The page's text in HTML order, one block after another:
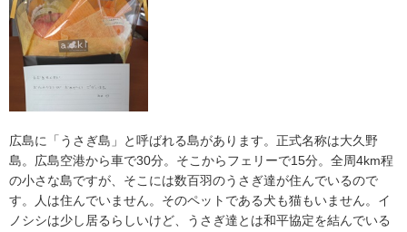
広島に「うさぎ島」と呼ばれる島があります。正式名称は大久野
島。広島空港から車で30分。そこからフェリーで15分。全周4km程
の小さな島ですが、そこには数百羽のうさぎ達が住んでいるので
す。人は住んでいません。そのペットである犬も猫もいません。イ
ノシシは少し居るらしいけど、うさぎ達とは和平協定を結んでいる